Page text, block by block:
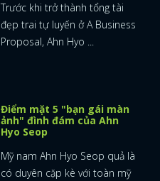
Trước khi trở thành tổng tài
đẹp trai tự luyến ở A Business
Proposal, Ahn Hyo ...
Điểm mặt 5 "bạn gái màn
ảnh" đình đám của Ahn
Hyo Seop
Mỹ nam Ahn Hyo Seop quả là
có duyên cặp kè với toàn mỹ